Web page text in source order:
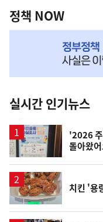
책
NOW,
뉴
스
정책 NOW
실시간 인기뉴스
'2026
돌아왔
치킨 '용